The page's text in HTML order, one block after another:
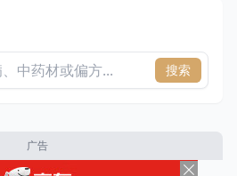
搜索
广告